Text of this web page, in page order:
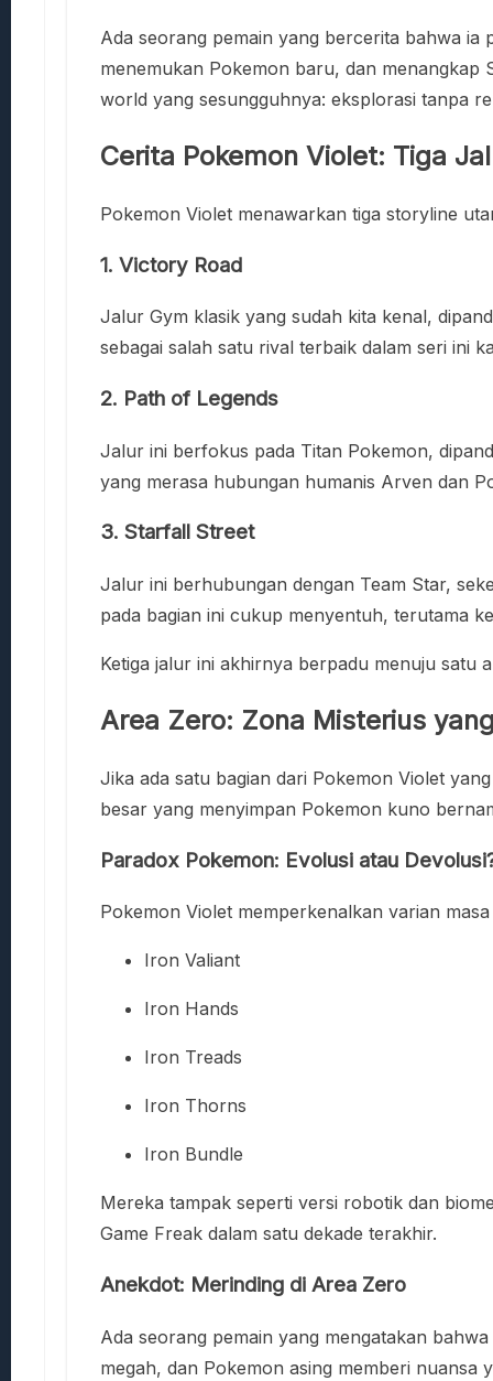
Ada seorang pemain yang bercerita bahwa ia
menemukan Pokemon baru, dan menangkap
world yang sesungguhnya: eksplorasi tanpa
Cerita Pokemon Violet: Tiga
Pokemon Violet menawarkan tiga storyline
1. Victory Road
Jalur Gym klasik yang sudah kita kenal,
sebagai salah satu rival terbaik dalam seri ini
2. Path of Legends
Jalur ini berfokus pada Titan Pokemon,
yang merasa hubungan humanis Arven dan
3. Starfall Street
Jalur ini berhubungan dengan Team Star,
pada bagian ini cukup menyentuh, terutama
Ketiga jalur ini akhirnya berpadu menuju
Area Zero: Zona Misterius
Jika ada satu bagian dari Pokemon Violet
besar yang menyimpan Pokemon kuno
Paradox Pokemon: Evolusi atau
Pokemon Violet memperkenalkan varian
Iron Valiant
Iron Hands
Iron Treads
Iron Thorns
Iron Bundle
Mereka tampak seperti versi robotik dan
Game Freak dalam satu dekade terakhir.
Anekdot: Merinding di Area Zero
Ada seorang pemain yang mengatakan
megah, dan Pokemon asing memberi nuansa